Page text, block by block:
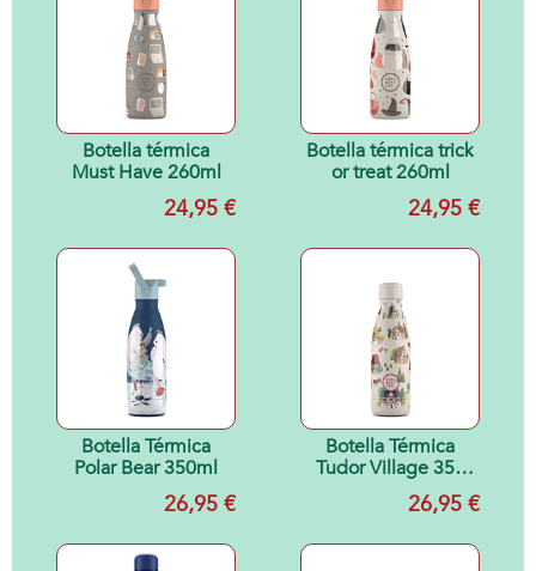
Botella térmica
Must Have 260ml
24,95 €
Botella térmica trick
or treat 260ml
24,95 €
Botella Térmica
Polar Bear 350ml
26,95 €
Botella Térmica
Tudor Village 350
26,95 €